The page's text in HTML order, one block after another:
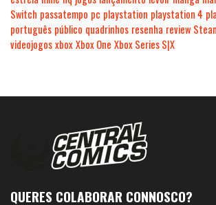
Switch passatempo pc playstation playstation 4
português público quadrinhos resenha review
videojogosxboxXbox One Xbox Series S|X
QUERES COLABORAR CONNOSCO?